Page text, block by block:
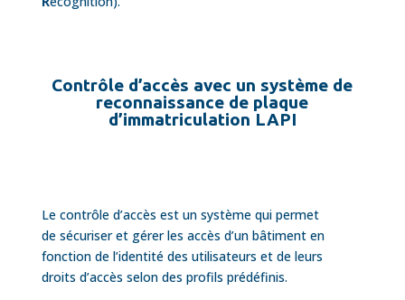
Contrôle d’accès avec un système de
reconnaissance de plaque
d’immatriculation LAPI
Le contrôle d’accès est un système qui permet
de sécuriser et gérer les accès d’un bâtiment en
fonction de l’identité des utilisateurs et de leurs
droits d’accès selon des profils prédéfinis.